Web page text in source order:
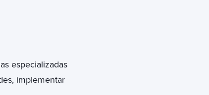
especializadas
implementar